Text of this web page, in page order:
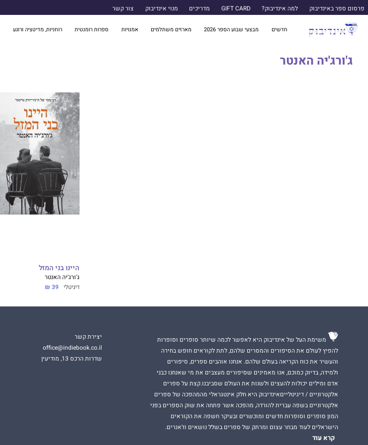
פרסום ספר באינדיבוק למה אינדיבוק? GIFT CARD מדריכים מנוי אינדיבוק צור קשר
חדשים מבצעי שבוע הספר 2026 מארזים משתלמים אמנויות ספרות רומנטית רוחניות, מדיטציה ורוגע
ג'ורג'יה האנטר
היינו בני המזל
ג'ורג'יה האנטר
דיגיטלי 39 ₪
משימת העל של אינדיבוק היא לאפשר לכמה שיותר סופרים וסופרות
להפיץ לעולם את הסיפורים והמסרים שלהם, לתת לקוראים חופש בחירה
והעשיר את כוח הקריאה בעולם שלהם. אנחנו אוהבים ספרים, סיפורים
ולמידה, בדיוק כמוכם, אנו מאמינים שסיפורים מעצבים את מי שאנחנו כבני
אדם ומילים יכולות להעצים ולשנות את העולם שסביבנו.קצת על ספרים
אלקטרוניים / דיגיטלייםאינדיבוק היא חלק אינטגראלי מהמהפכה של ספרים
אלקטרוניים בשפה עברית להורדה, מהפכה אשר פתחה את שוק הספרים בפני
המון סופרים וסופרות חדשים ומוכשרים ובעיקר חשפה את הקוראים
הישראלים לעוד מבחר עצום ומרתק של ספרים בשלל נושאים וז'אנרים.
קרא עוד
יצירת קשר
office@indiebook.co.il
שדרות הרכס 13, מודיעין